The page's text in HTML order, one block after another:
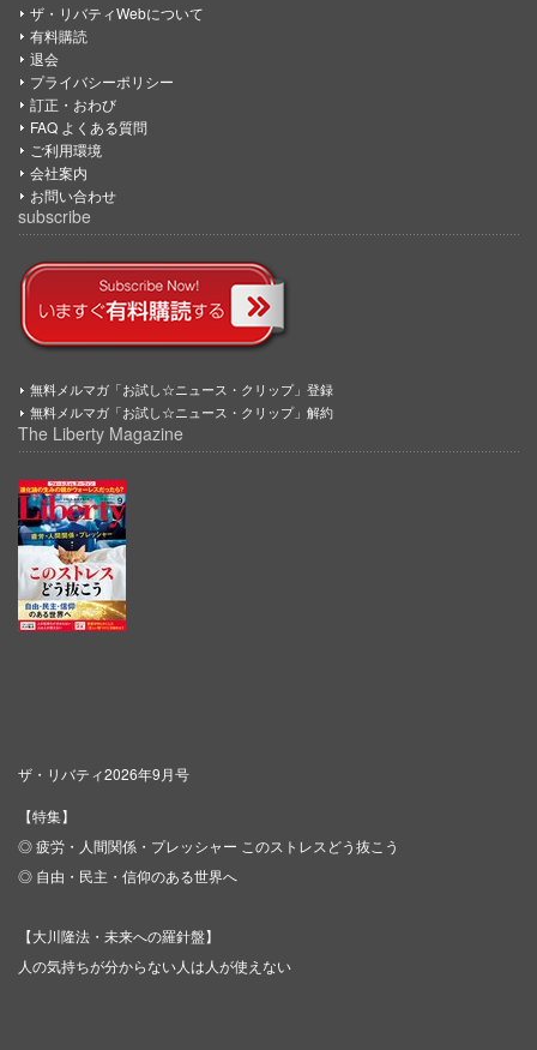
ザ・リバティWebについて
有料購読
退会
プライバシーポリシー
訂正・おわび
FAQ よくある質問
ご利用環境
会社案内
お問い合わせ
subscribe
無料メルマガ「お試し☆ニュース・クリップ」登録
無料メルマガ「お試し☆ニュース・クリップ」解約
The Liberty Magazine
ザ・リバティ2026年9月号
【特集】
◎ 疲労・人間関係・プレッシャー このストレスどう抜こう
◎ 自由・民主・信仰のある世界へ
【大川隆法・未来への羅針盤】
人の気持ちが分からない人は人が使えない